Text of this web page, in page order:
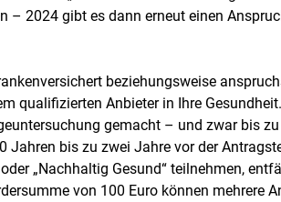
– 2024 gibt es dann erneut einen
beziehungsweise
qualifizierten Anbieter in Ihre
gemacht – und zwar bis
Jahren bis zu zwei Jahre vor der
„Nachhaltig Gesund“ teilnehmen,
von 100 Euro können mehrere